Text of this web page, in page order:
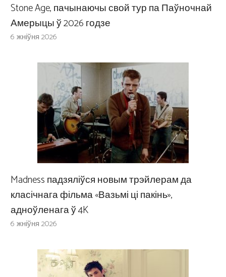
Stone Age, пачынаючы свой тур па Паўночнай
Амерыцы ў 2026 годзе
6 жніўня 2026
Madness падзяліўся новым трэйлерам да
класічнага фільма «Вазьмі ці пакінь»,
адноўленага ў 4K
6 жніўня 2026